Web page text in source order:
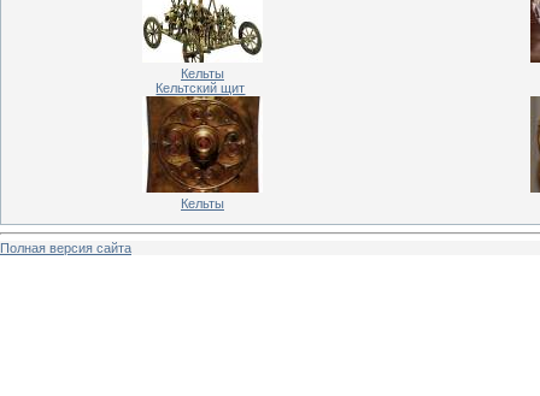
Кельты
Кельтский щит
Кельты
Полная версия сайта